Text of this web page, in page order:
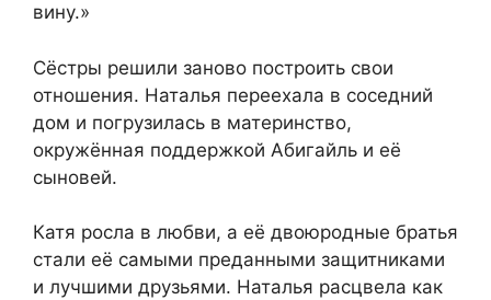
вину.»
Сёстры решили заново построить свои
отношения. Наталья переехала в соседний
дом и погрузилась в материнство,
окружённая поддержкой Абигайль и её
сыновей.
Катя росла в любви, а её двоюродные братья
стали её самыми преданными защитниками
и лучшими друзьями. Наталья расцвела как